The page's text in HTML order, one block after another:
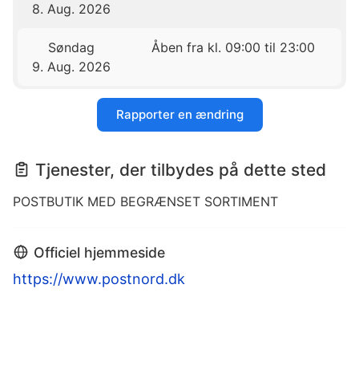
8. Aug. 2026
Søndag
9. Aug. 2026
Åben fra kl. 09:00 til 23:00
Rapporter en ændring
Tjenester, der tilbydes på dette sted
POSTBUTIK MED BEGRÆNSET SORTIMENT
Officiel hjemmeside
https://www.postnord.dk